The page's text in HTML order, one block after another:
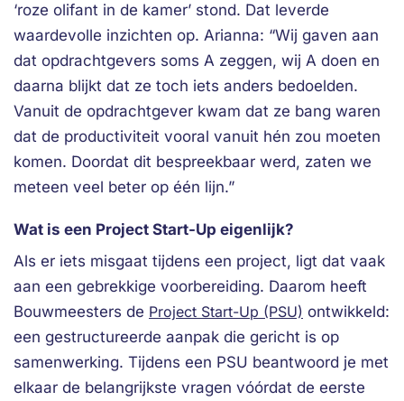
‘roze olifant in de kamer’ stond. Dat leverde
waardevolle inzichten op. Arianna: “Wij gaven aan
dat opdrachtgevers soms A zeggen, wij A doen en
daarna blijkt dat ze toch iets anders bedoelden.
Vanuit de opdrachtgever kwam dat ze bang waren
dat de productiviteit vooral vanuit hén zou moeten
komen. Doordat dit bespreekbaar werd, zaten we
meteen veel beter op één lijn.”
Wat is een Project Start-Up eigenlijk?
Als er iets misgaat tijdens een project, ligt dat vaak
aan een gebrekkige voorbereiding. Daarom heeft
Bouwmeesters de Project Start-Up (PSU) ontwikkeld:
een gestructureerde aanpak die gericht is op
samenwerking. Tijdens een PSU beantwoord je met
elkaar de belangrijkste vragen vóórdat de eerste